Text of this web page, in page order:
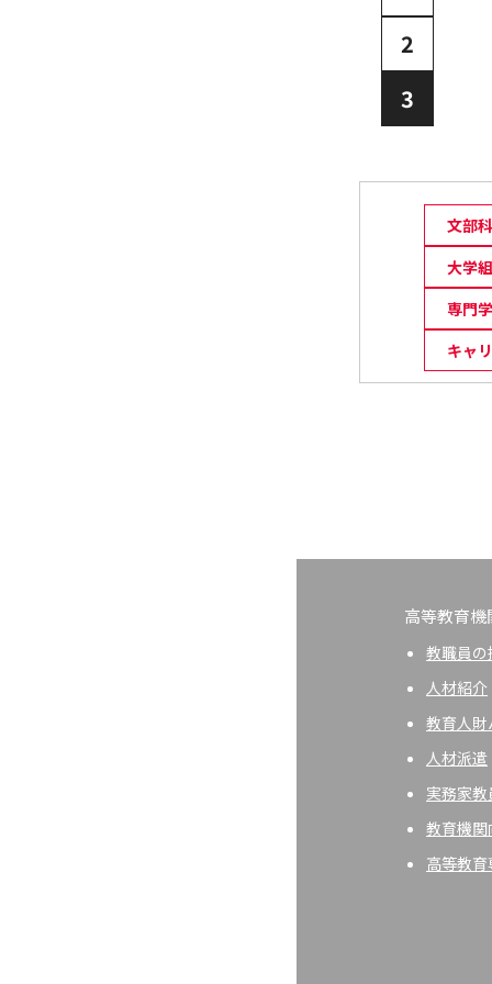
2
3
文部
大学
専門
キャ
高等教育機
教職員
人材紹介
教育人
人材派遣
実務家
教育機
高等教